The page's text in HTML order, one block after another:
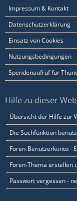
Impressum & Kontakt
Datenschutzerklärung
Einsatz von Cookies
Nutzungsbedingungen
Spendenaufruf für
Hilfe zu dieser
Übersicht der Hilfe zur
Die Suchfunktion
Foren-Benutzerkonto -
Foren-Thema erstellen
Passwort vergessen -